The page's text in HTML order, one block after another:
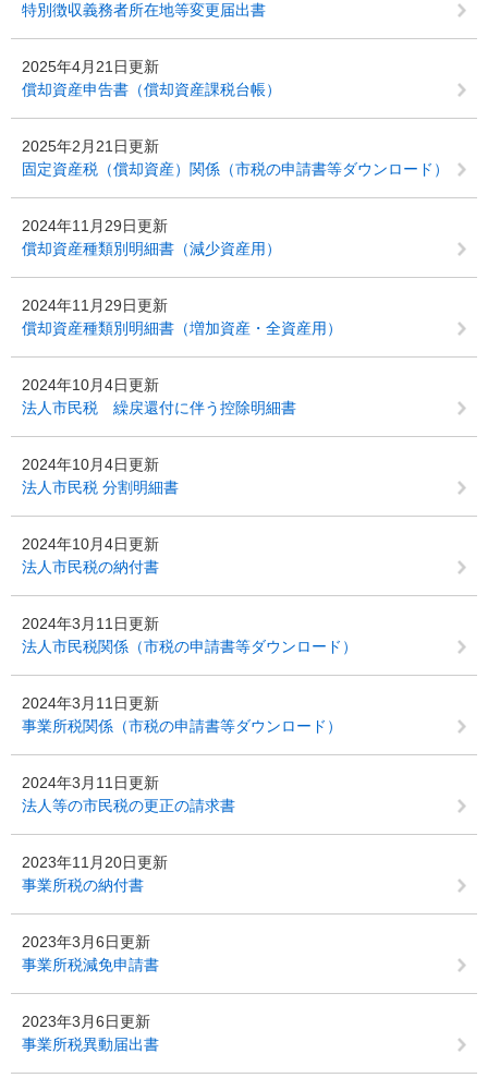
特別徴収義務者所在地等変更届出書
2025年4月21日更新
償却資産申告書（償却資産課税台帳）
2025年2月21日更新
固定資産税（償却資産）関係（市税の申請書等ダウンロード）
2024年11月29日更新
償却資産種類別明細書（減少資産用）
2024年11月29日更新
償却資産種類別明細書（増加資産・全資産用）
2024年10月4日更新
法人市民税 繰戻還付に伴う控除明細書
2024年10月4日更新
法人市民税 分割明細書
2024年10月4日更新
法人市民税の納付書
2024年3月11日更新
法人市民税関係（市税の申請書等ダウンロード）
2024年3月11日更新
事業所税関係（市税の申請書等ダウンロード）
2024年3月11日更新
法人等の市民税の更正の請求書
2023年11月20日更新
事業所税の納付書
2023年3月6日更新
事業所税減免申請書
2023年3月6日更新
事業所税異動届出書